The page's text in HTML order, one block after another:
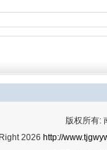
版权所有:
2026 http://